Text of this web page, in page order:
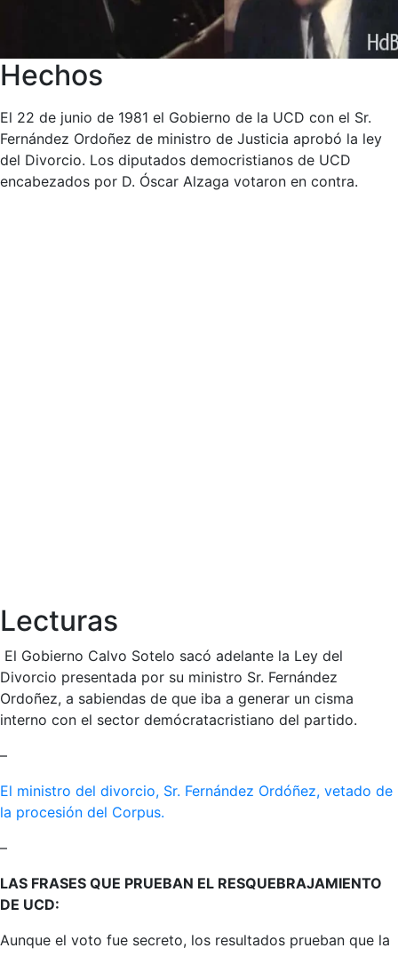
Hechos
El 22 de junio de 1981 el Gobierno de la UCD con el Sr.
Fernández Ordoñez de ministro de Justicia aprobó la ley
del Divorcio. Los diputados democristianos de UCD
encabezados por D. Óscar Alzaga votaron en contra.
Lecturas
El Gobierno Calvo Sotelo sacó adelante la Ley del
Divorcio presentada por su ministro Sr. Fernández
Ordoñez, a sabiendas de que iba a generar un cisma
interno con el sector demócratacristiano del partido.
–
El ministro del divorcio, Sr. Fernández Ordóñez, vetado de
la procesión del Corpus.
–
LAS FRASES QUE PRUEBAN EL RESQUEBRAJAMIENTO
DE UCD:
Aunque el voto fue secreto, los resultados prueban que la